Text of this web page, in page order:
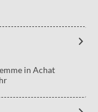
in Achat